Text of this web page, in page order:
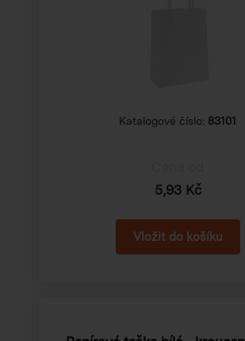
Katalogové číslo: 83101
5,93 Kč